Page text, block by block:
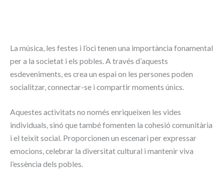
La música, les festes i l’oci tenen una importància fonamental
per a la societat i els pobles. A través d’aquests
esdeveniments, es crea un espai on les persones poden
socialitzar, connectar-se i compartir moments únics.
Aquestes activitats no només enriqueixen les vides
individuals, sinó que també fomenten la cohesió comunitària
i el teixit social. Proporcionen un escenari per expressar
emocions, celebrar la diversitat cultural i mantenir viva
l’essència dels pobles.